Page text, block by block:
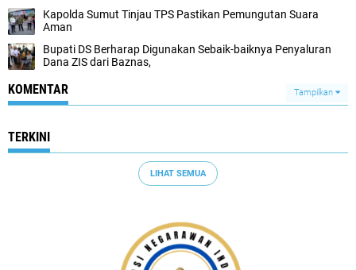
Kapolda Sumut Tinjau TPS Pastikan Pemungutan Suara
Aman
Bupati DS Berharap Digunakan Sebaik-baiknya Penyaluran
Dana ZIS dari Baznas,
KOMENTAR Tampilkan
TERKINI
LIHAT SEMUA